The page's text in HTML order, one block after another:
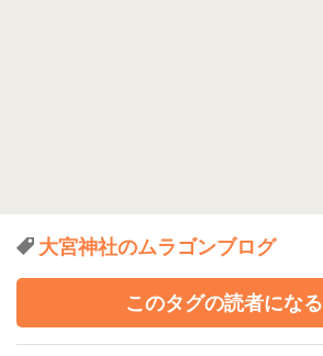
大宮神社のムラゴンブログ
このタグの読者になる